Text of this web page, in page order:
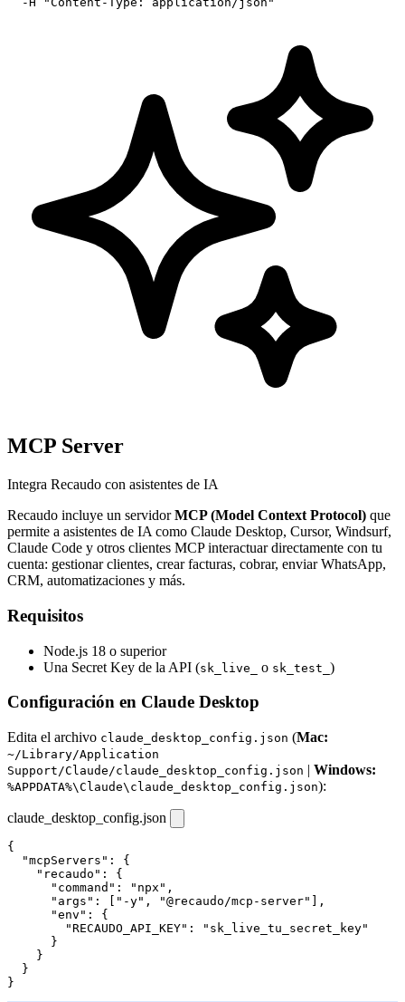
MCP Server
Integra Recaudo con asistentes de IA
Recaudo incluye un servidorMCP (Model Context Protocol) que
permite a asistentes de IA como Claude Desktop, Cursor, Windsurf,
Claude Code y otros clientes MCP interactuar directamente con tu
cuenta: gestionar clientes, crear facturas, cobrar, enviar WhatsApp,
CRM, automatizaciones y más.
Requisitos
Node.js 18 o superior
Una Secret Key de la API (sk_live_ o sk_test_ )
Configuración en Claude Desktop
Edita el archivo claude_desktop_config.json (Mac:
~/Library/Application
Support/Claude/claude_desktop_config.json | Windows:
%APPDATA%\Claude\claude_desktop_config.json):
claude_desktop_config.json
{
  "mcpServers": {
    "recaudo": {
      "command": "npx",
      "args": ["-y", "@recaudo/mcp-server"],
      "env": {
        "RECAUDO_API_KEY": "sk_live_tu_secret_key"
      }
    }
  }
}